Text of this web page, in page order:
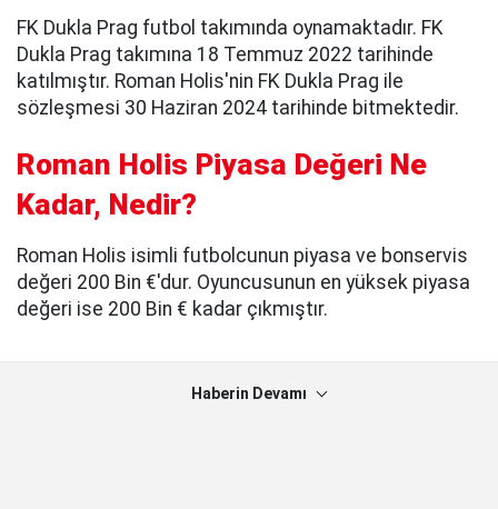
FK Dukla Prag futbol takımında oynamaktadır. FK
Dukla Prag takımına 18 Temmuz 2022 tarihinde
katılmıştır. Roman Holis'nin FK Dukla Prag ile
sözleşmesi 30 Haziran 2024 tarihinde bitmektedir.
Roman Holis Piyasa Değeri Ne
Kadar, Nedir?
Roman Holis isimli futbolcunun piyasa ve bonservis
değeri 200 Bin €'dur. Oyuncusunun en yüksek piyasa
değeri ise 200 Bin € kadar çıkmıştır.
Haberin Devamı